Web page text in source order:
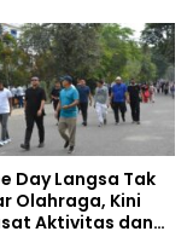
Day Langsa Tak
Olahraga, Kini
Aktivitas dan